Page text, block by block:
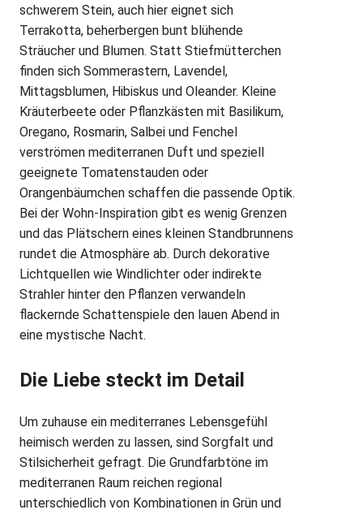
schwerem Stein, auch hier eignet sich
Terrakotta, beherbergen bunt blühende
Sträucher und Blumen. Statt Stiefmütterchen
finden sich Sommerastern, Lavendel,
Mittagsblumen, Hibiskus und Oleander. Kleine
Kräuterbeete oder Pflanzkästen mit Basilikum,
Oregano, Rosmarin, Salbei und Fenchel
verströmen mediterranen Duft und speziell
geeignete Tomatenstauden oder
Orangenbäumchen schaffen die passende Optik.
Bei der Wohn-Inspiration gibt es wenig Grenzen
und das Plätschern eines kleinen Standbrunnens
rundet die Atmosphäre ab. Durch dekorative
Lichtquellen wie Windlichter oder indirekte
Strahler hinter den Pflanzen verwandeln
flackernde Schattenspiele den lauen Abend in
eine mystische Nacht.
Die Liebe steckt im Detail
Um zuhause ein mediterranes Lebensgefühl
heimisch werden zu lassen, sind Sorgfalt und
Stilsicherheit gefragt. Die Grundfarbtöne im
mediterranen Raum reichen regional
unterschiedlich von Kombinationen in Grün und